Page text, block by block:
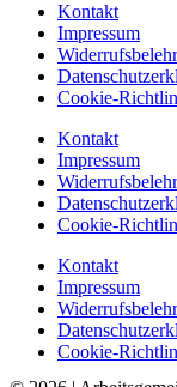
Kontakt
Impressum
Cookie-
Kontakt
Impressum
Cookie-
Kontakt
Impressum
Cookie-